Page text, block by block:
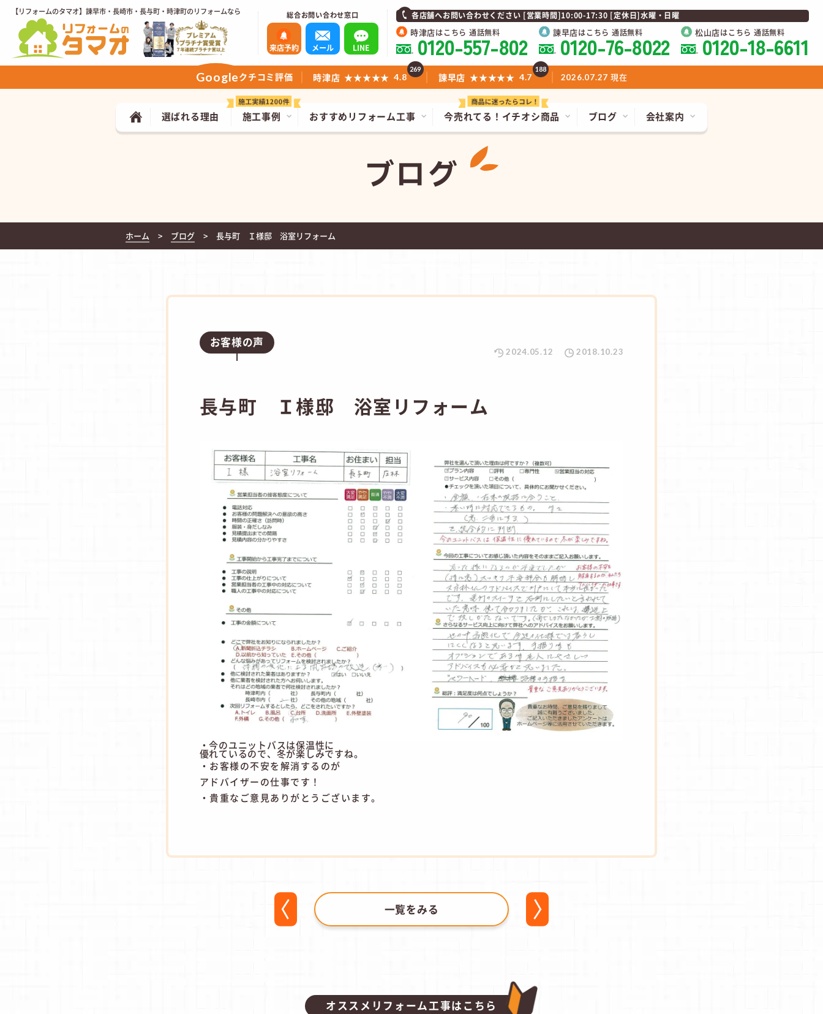
【リフォームのタマオ】諫早市・長崎市・長与町・時津町のリフォームなら 総合お問い合わせ窓口
来店予約 メール LINE
各店舗へお問い合わせください [営業時間]10:00-17:30 [定休日]水曜・日曜
時津店はこちら 通話無料
0120-557-802 諫早店はこちら 通話無料
0120-76-8022 松山店はこちら 通話無料
0120-18-6611
今売れてる！ イチオシ商品
施工事例 おすすめリフォーム工事
選ばれる理由 ブログ 会社案内
Googleクチコミ評価 時津店 ★★★★★ 4.8
269
諫早店 ★★★★★ 4.7
188
2026.07.27 現在
ブログ
ホーム ブログ 長与町 Ｉ様邸 浴室リフォーム
お客様の声
2024.05.12 2018.10.23
長与町 Ｉ様邸 浴室リフォーム
・今のユニットバスは保温性に
優れているので、冬が楽しみですね。
・お客様の不安を解消するのが
アドバイザーの仕事です！
・貴重なご意見ありがとうございます。
一覧をみる
オススメリフォーム工事はこちら